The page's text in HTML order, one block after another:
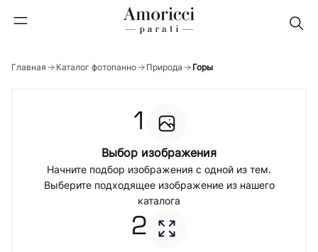
Главная Каталог фотопанно Природа Горы
1
Выбор изображения
Начните подбор изображения с одной из тем.
Выберите подходящее изображение из нашего
каталога
2